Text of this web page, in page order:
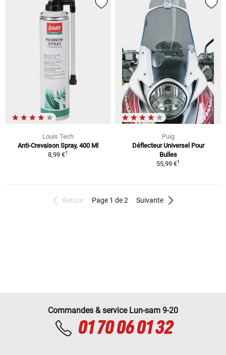
Louis Tech
Anti-Crevaison Spray, 400 Ml
8,99 €1
Puig
Déflecteur Universel Pour
Bulles
55,99 €1
Retour Page 1 de 2 Suivante
Commandes & service Lun-sam 9-20
01 70 06 01 32